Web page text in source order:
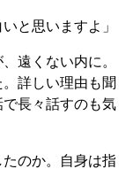
と思いますよ」
遠くない内に。
詳しい理由も聞
長々話すのも気
のか。自身は指